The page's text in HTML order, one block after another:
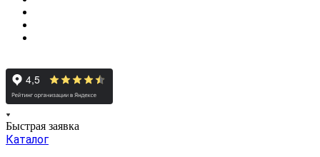
Быстрая заявка
Каталог